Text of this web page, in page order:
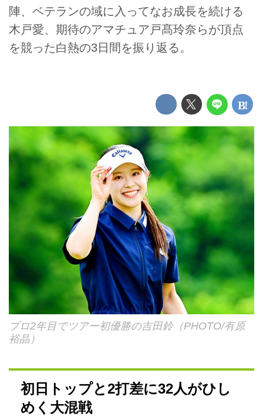
陣、ベテランの域に入ってなお成長を続ける
木戸愛、期待のアマチュア戸髙玲奈らが頂点
を競った白熱の3日間を振り返る。
プロ2年目でツアー初優勝の吉田鈴（PHOTO/有原
裕晶）
初日トップと2打差に32人がひし
めく大混戦